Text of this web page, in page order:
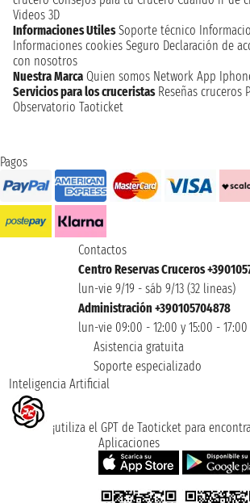
Videos 3D
Informaciones Utiles Soporte técnico
Informaciones cookies Seguro Declaración de
con nosotros
Nuestra Marca Quien somos Network App
Servicios para los cruceristas Reseñas cruceros
Observatorio Taoticket
Pagos
Contactos
Centro Reservas Cruceros
lun-vie 9/19 - sáb 9/13 (32 lineas)
Administración +390105704878
lun-vie 09:00 - 12:00 y 15:00 - 17:00
Asistencia gratuita
Soporte especializado
Inteligencia Artificial
¡utiliza el GPT de Taoticket para
Aplicaciones